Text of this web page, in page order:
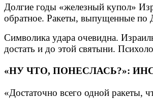
Долгие годы «железный купол»
обратное. Ракеты, выпущенные
Символика удара очевидна.
достать и до этой святыни.
«НУ ЧТО, ПОНЕСЛАСЬ?»:
«Достаточно всего одной ракеты,